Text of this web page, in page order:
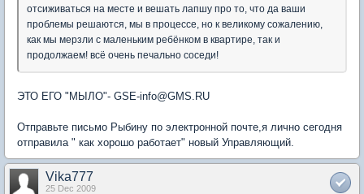
отсиживаться на месте и вешать лапшу про то, что да ваши
проблемы решаются, мы в процессе, но к великому сожалению,
как мы мерзли с маленьким ребёнком в квартире, так и
продолжаем! всё очень печально соседи!
ЭТО ЕГО "МЫЛО"- GSE-info@GMS.RU
Отправьте письмо Рыбину по электронной почте,я лично сегодня
отправила " как хорошо работает" новый Управляющий.
Vika777
25 Dec 2009